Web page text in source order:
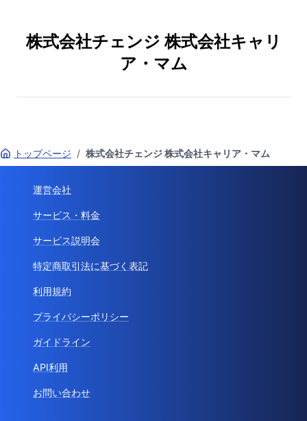
株式会社チェンジ 株式会社キャリ
ア・マム
トップページ / 株式会社チェンジ 株式会社キャリア・マム
運営会社
サービス・料金
サービス説明会
特定商取引法に基づく表記
利用規約
プライバシーポリシー
ガイドライン
API利用
お問い合わせ